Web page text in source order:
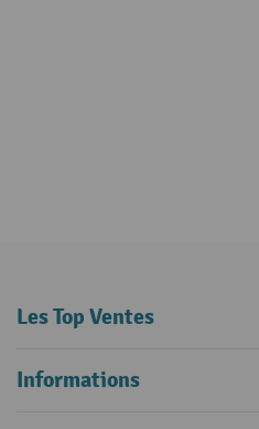
Les Top Ventes
Informations